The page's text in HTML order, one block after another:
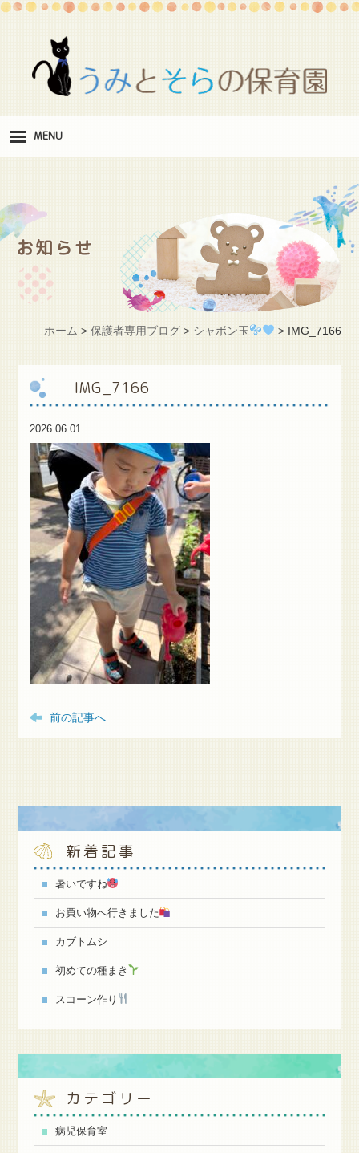
MENU
職
施 設紹介
護者様専用ブログ
お知らせ
ホーム > 保護者専用ブログ> シャボン玉 > IMG_7166
IMG_7166
2026.06.01
前の記事へ
新着記事
暑いですね
お買い物へ行きました
カブトムシ
初めての種まき
スコーン作り
カテゴリー
病児保育室